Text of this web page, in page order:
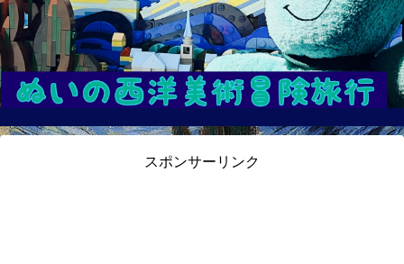
スポンサーリンク